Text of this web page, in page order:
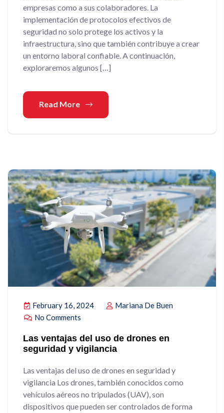
empresas como a sus colaboradores. La
implementación de protocolos efectivos de
seguridad no solo protege los activos y la
infraestructura, sino que también contribuye a crear
un entorno laboral confiable. A continuación,
exploraremos algunos […]
Read More
February 16, 2024
Mariana De Buen
No Comments
Las ventajas del uso de drones en
seguridad y vigilancia
Las ventajas del uso de drones en seguridad y
vigilancia Los drones, también conocidos como
vehículos aéreos no tripulados (UAV), son
dispositivos que pueden ser controlados de forma